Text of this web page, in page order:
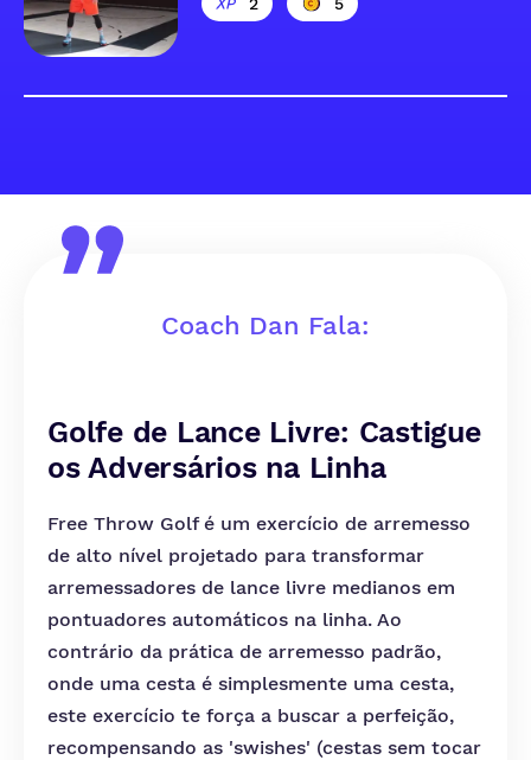
Coach Dan Fala:
Golfe de Lance Livre: Castigue
os Adversários na Linha
Free Throw Golf é um exercício de arremesso
de alto nível projetado para transformar
arremessadores de lance livre medianos em
pontuadores automáticos na linha. Ao
contrário da prática de arremesso padrão,
onde uma cesta é simplesmente uma cesta,
este exercício te força a buscar a perfeição,
recompensando as 'swishes' (cestas sem tocar